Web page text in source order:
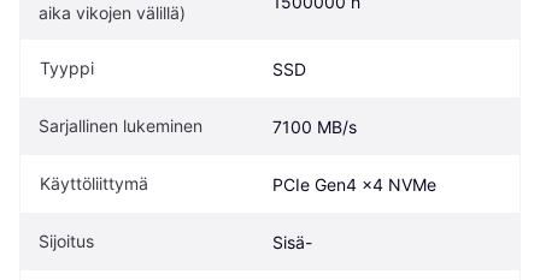
aika vikojen välillä)
Tyyppi SSD
Sarjallinen lukeminen 7100 MB/s
Käyttöliittymä PCIe Gen4 x4 NVMe
Sijoitus Sisä-